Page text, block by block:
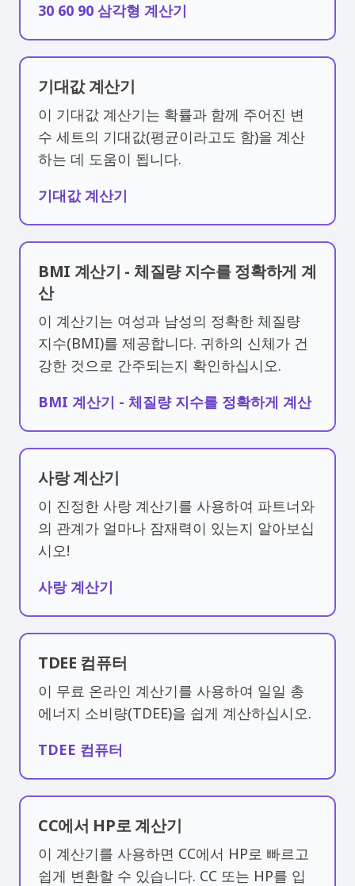
30 60 90 삼각형 계산기
기대값 계산기
이 기대값 계산기는 확률과 함께 주어진 변
수 세트의 기대값(평균이라고도 함)을 계산
하는 데 도움이 됩니다.
기대값 계산기
BMI 계산기 - 체질량 지수를 정확하게 계
산
이 계산기는 여성과 남성의 정확한 체질량
지수(BMI)를 제공합니다. 귀하의 신체가 건
강한 것으로 간주되는지 확인하십시오.
BMI 계산기 - 체질량 지수를 정확하게 계산
사랑 계산기
이 진정한 사랑 계산기를 사용하여 파트너와
의 관계가 얼마나 잠재력이 있는지 알아보십
시오!
사랑 계산기
TDEE 컴퓨터
이 무료 온라인 계산기를 사용하여 일일 총
에너지 소비량(TDEE)을 쉽게 계산하십시오.
TDEE 컴퓨터
CC에서 HP로 계산기
이 계산기를 사용하면 CC에서 HP로 빠르고
쉽게 변환할 수 있습니다. CC 또는 HP를 입